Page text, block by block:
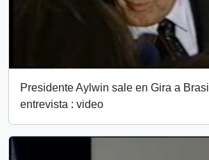
Presidente Aylwin sale en Gira a
entrevista : video